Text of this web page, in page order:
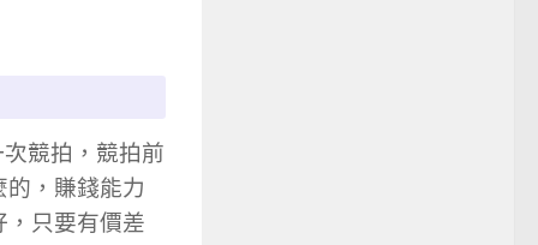
競拍，競拍前
，賺錢能力
，只要有價差